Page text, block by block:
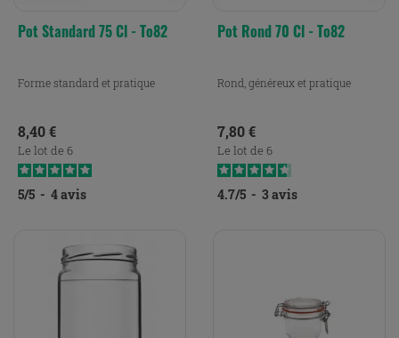
Pot Standard 75 Cl - To82
Forme standard et pratique
Prix
8,40 €
Le lot de 6
5/5 - 4avis
Pot Rond 70 Cl - To82
Rond, généreux et pratique
Prix
7,80 €
Le lot de 6
4.7/5 - 3 avis